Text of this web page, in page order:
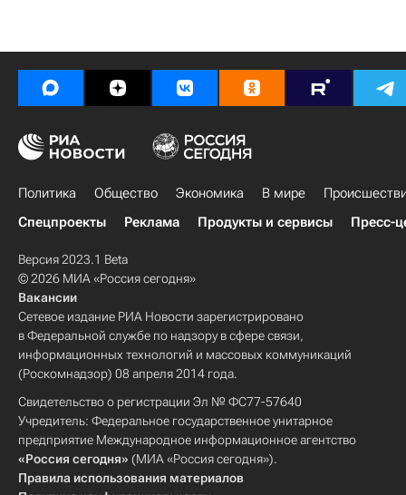
Политика Общество Экономика В мире
Спецпроекты
Реклама Продукты и сервисы Пресс-
Версия 2023.1 Beta
© 2026 МИА «Россия сегодня»
Вакансии
Сетевое издание РИА Новости зарегистрировано
в Федеральной службе по надзору в сфере связи,
информационных технологий и массовых коммуникаций
(Роскомнадзор) 08 апреля 2014 года.
Свидетельство о регистрации Эл № ФС77-57640
Учредитель: Федеральное государственное унитарное
предприятие Международное информационное агентство
«Россия сегодня» (МИА «Россия сегодня»).
Правила использования материалов